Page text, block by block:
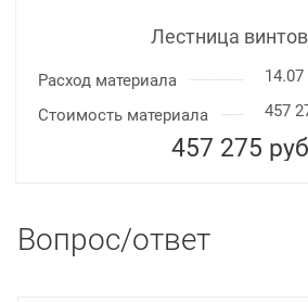
Лестница
Расход материала
14.07
Стоимость материала
457
457 275
Вопрос/ответ